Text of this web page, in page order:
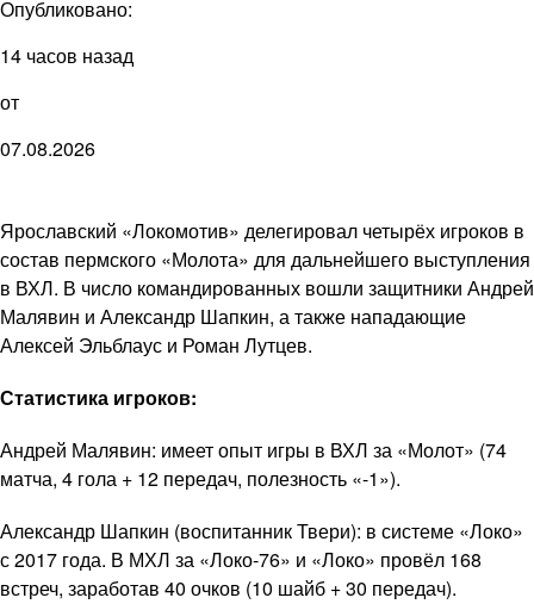
Опубликовано:
14 часов назад
от
07.08.2026
Ярославский «Локомотив» делегировал четырёх игроков в
состав пермского «Молота» для дальнейшего выступления
в ВХЛ. В число командированных вошли защитники Андрей
Малявин и Александр Шапкин, а также нападающие
Алексей Эльблаус и Роман Лутцев.
Статистика игроков:
Андрей Малявин: имеет опыт игры в ВХЛ за «Молот» (74
матча, 4 гола + 12 передач, полезность «-1»).
Александр Шапкин (воспитанник Твери): в системе «Локо»
с 2017 года. В МХЛ за «Локо-76» и «Локо» провёл 168
встреч, заработав 40 очков (10 шайб + 30 передач).